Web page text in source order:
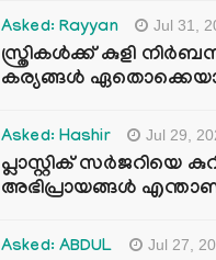
Asked: Rayyan Jul 31,
സ്ത്രികൾക്ക് കുളി
കര്യങ്ങൾ
Asked: Hashir Jul 29,
പ്ലാസ്റ്റിക് സർജറിയെ
അഭിപ്രായങ്ങൾ
Asked: ABDUL Jul 27,